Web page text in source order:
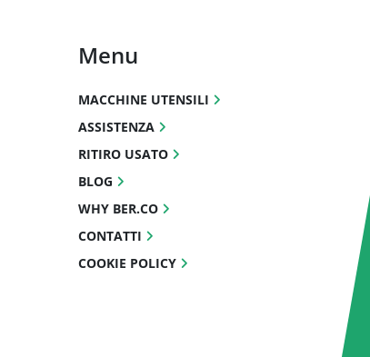
Menu
MACCHINE UTENSILI
ASSISTENZA
RITIRO USATO
BLOG
WHY BER.CO
CONTATTI
COOKIE POLICY